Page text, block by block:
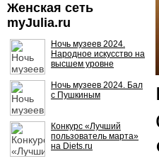
Женская сеть
myJulia.ru
Ночь музеев 2024.
Народное искусство на
высшем уровне
Ночь музеев 2024. Бал
с Пушкиным
Конкурс «Лучший
пользователь марта»
на Diets.ru